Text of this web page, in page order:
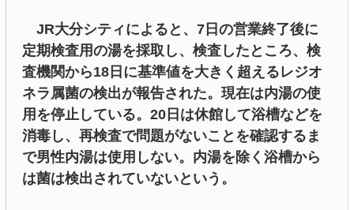
JR大分シティによると、7日の営業終了後に
定期検査用の湯を採取し、検査したところ、検
査機関から18日に基準値を大きく超えるレジオ
ネラ属菌の検出が報告された。現在は内湯の使
用を停止している。20日は休館して浴槽などを
消毒し、再検査で問題がないことを確認するま
で男性内湯は使用しない。内湯を除く浴槽から
は菌は検出されていないという。